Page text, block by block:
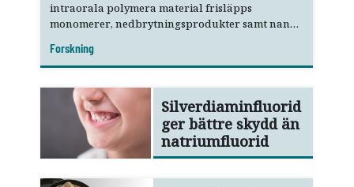
intraorala polymera material frisläpps
monomerer, nedbrytningsprodukter samt nano-
Forskning
Silverdiaminfluorid
ger bättre skydd än
natriumfluorid